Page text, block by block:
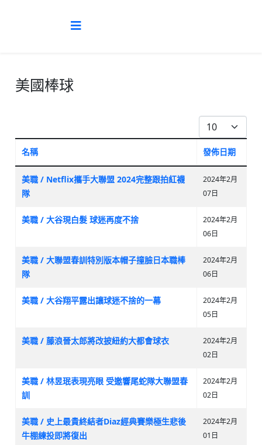
美國棒球
每頁顯示條數
名稱 發佈日期
美職 / Netflix攜手大聯盟 2024完整跟拍紅襪
隊
2024年2月
07日
美職 / 大谷現白髮 球迷再度不捨
2024年2月
06日
美職 / 大聯盟春訓特別版本帽子撞臉日本職棒
隊
2024年2月
06日
美職 / 大谷翔平露出讓球迷不捨的一幕
2024年2月
05日
美職 / 藤浪晉太郎將改披紐約大都會球衣
2024年2月
02日
美職 / 林昱珉表現亮眼 受邀響尾蛇隊大聯盟春
訓
2024年2月
02日
美職 / 史上最貴終結者Diaz經典賽樂極生悲後
牛棚練投即將復出
2024年2月
01日